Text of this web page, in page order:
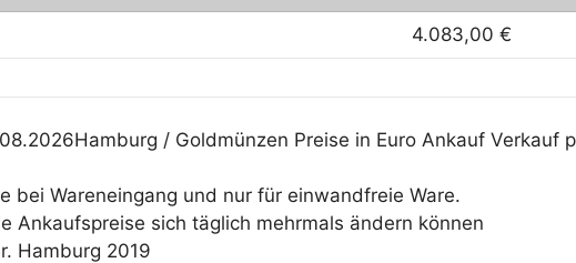
4.083,00 €
/ Goldmünzen Preise in Euro Ankauf Verkauf
bei Wareneingang und nur für einwandfreie Ware.
Ankaufspreise sich täglich mehrmals ändern können
Hamburg 2019